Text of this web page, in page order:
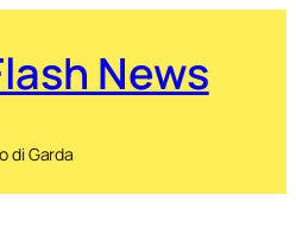
News
di Garda